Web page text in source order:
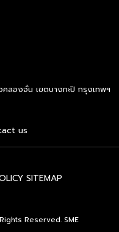
มังกรพลิกกาย การ
ใจ และพละกำลังเข้าด้วย
ห้เกิดเป็นสุนทรียศาสตร์
การยอมรับอย่างกว้าง
สมาร์ท เอสเอ็มอี เอ็กซ์
SME Expo)” ซึ่ง
ระบบแฟรนไชส์ […]
ลองจั่น เขตบางกะปิ กรุงเทพฯ
us
SITEMAP
Reserved. SME